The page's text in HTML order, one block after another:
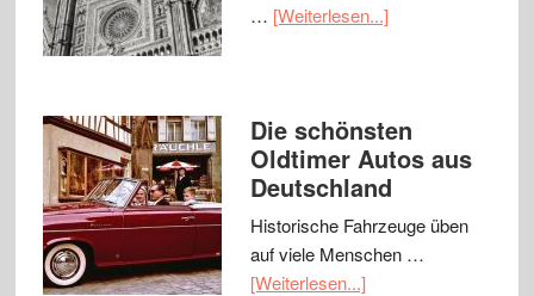
… [Weiterlesen...]
Die schönsten
Oldtimer Autos aus
Deutschland
Historische Fahrzeuge üben
auf viele Menschen …
[Weiterlesen...]